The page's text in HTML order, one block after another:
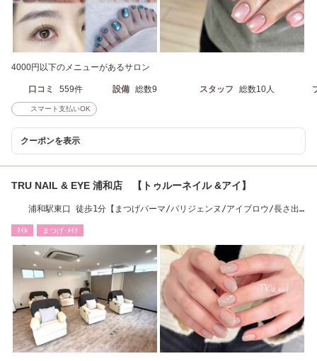
4000円以下のメニューがあるサロン
口コミ 559件 設備 総数9 スタッフ 総数10人
スマート支払いOK
クーポンを表示
TRU NAIL & EYE 浦和店 【トゥルーネイル &アイ】
浦和駅東口 徒歩1分【まつげパーマ/パリジェンヌ/アイブロウ/長さ出
ﾈｲﾙ まつげ･ﾒｲｸ